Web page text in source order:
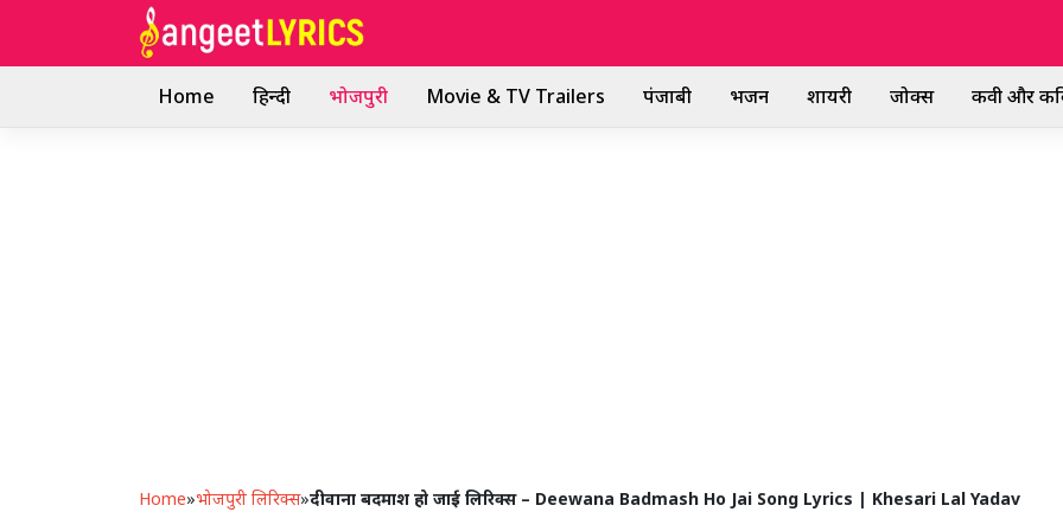
Home हिन्दी भोजपुरी Movie & TV Trailers पंजाबी भजन शायरी जोक्स कवी और
Home»भोजपुरी लिरिक्स»दीवाना बदमाश हो जाई लिरिक्स – Deewana Badmash Ho Jai Song Lyrics | Khesari Lal Yadav